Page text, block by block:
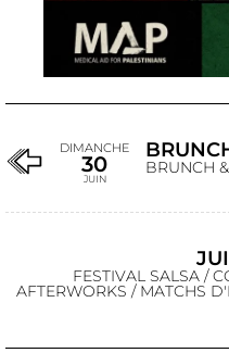
DIMANCHE
30
JUIN
BRUNCH
FESTIVAL SALSA /
AFTERWORKS / MATCHS